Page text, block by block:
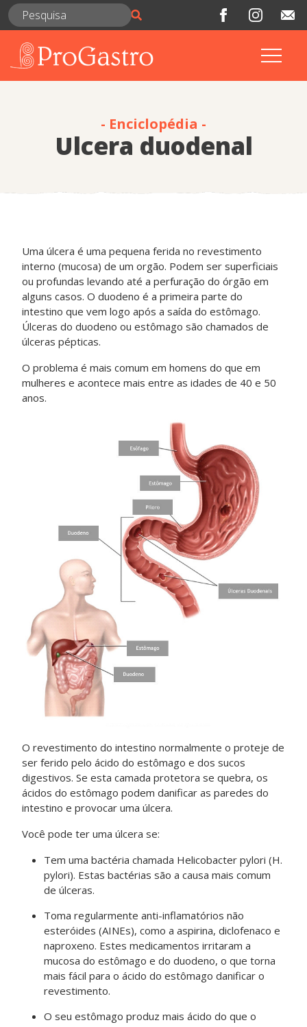
- Enciclopédia -
Ulcera duodenal
Uma úlcera é uma pequena ferida no revestimento
interno (mucosa) de um orgão. Podem ser superficiais
ou profundas levando até a perfuração do órgão em
alguns casos. O duodeno é a primeira parte do
intestino que vem logo após a saída do estômago.
Úlceras do duodeno ou estômago são chamados de
úlceras pépticas.
O problema é mais comum em homens do que em
mulheres e acontece mais entre as idades de 40 e 50
anos.
O revestimento do intestino normalmente o proteje de
ser ferido pelo ácido do estômago e dos sucos
digestivos. Se esta camada protetora se quebra, os
ácidos do estômago podem danificar as paredes do
intestino e provocar uma úlcera.
Você pode ter uma úlcera se:
Tem uma bactéria chamada Helicobacter pylori (H.
pylori). Estas bactérias são a causa mais comum
de úlceras.
Toma regularmente anti-inflamatórios não
esteróides (AINEs), como a aspirina, diclofenaco e
naproxeno. Estes medicamentos irritaram a
mucosa do estômago e do duodeno, o que torna
mais fácil para o ácido do estômago danificar o
revestimento.
O seu estômago produz mais ácido do que o